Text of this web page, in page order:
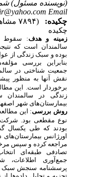
Email:
چکیده:
چکیده
زمینه و هدف: سقوط
سالمندان است که نتیجه‌
بوده و سبک زندگی از
بنابراین بررسی
جمعیت شناختی در
نقش آنها به منظور
برخوردار است. این
زندگی در سالمندان
بیمارستان‌های شهر
روش بررسی: این مطالعه
نوع مقطعی بود. شرکت
بودند که طی یکسال
مراجعه کرده و سپس
تصادفی طبقه‌ای
جمع‌آوری اطلاعات،
پرسشنامه سنجش سبک